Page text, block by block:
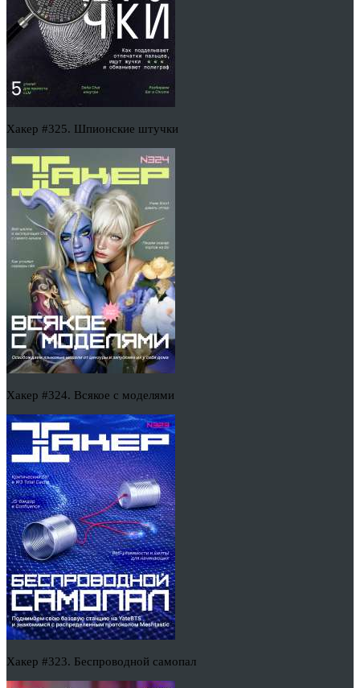
Хакер #325. Шпионские штучки
Хакер #324. Всякое с моделями
Хакер #323. Беспроводной самопал